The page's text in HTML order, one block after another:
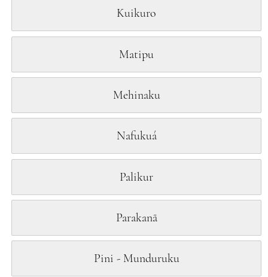
Kuikuro
Matipu
Mehinaku
Nafukuá
Palikur
Parakanã
Pini - Munduruku